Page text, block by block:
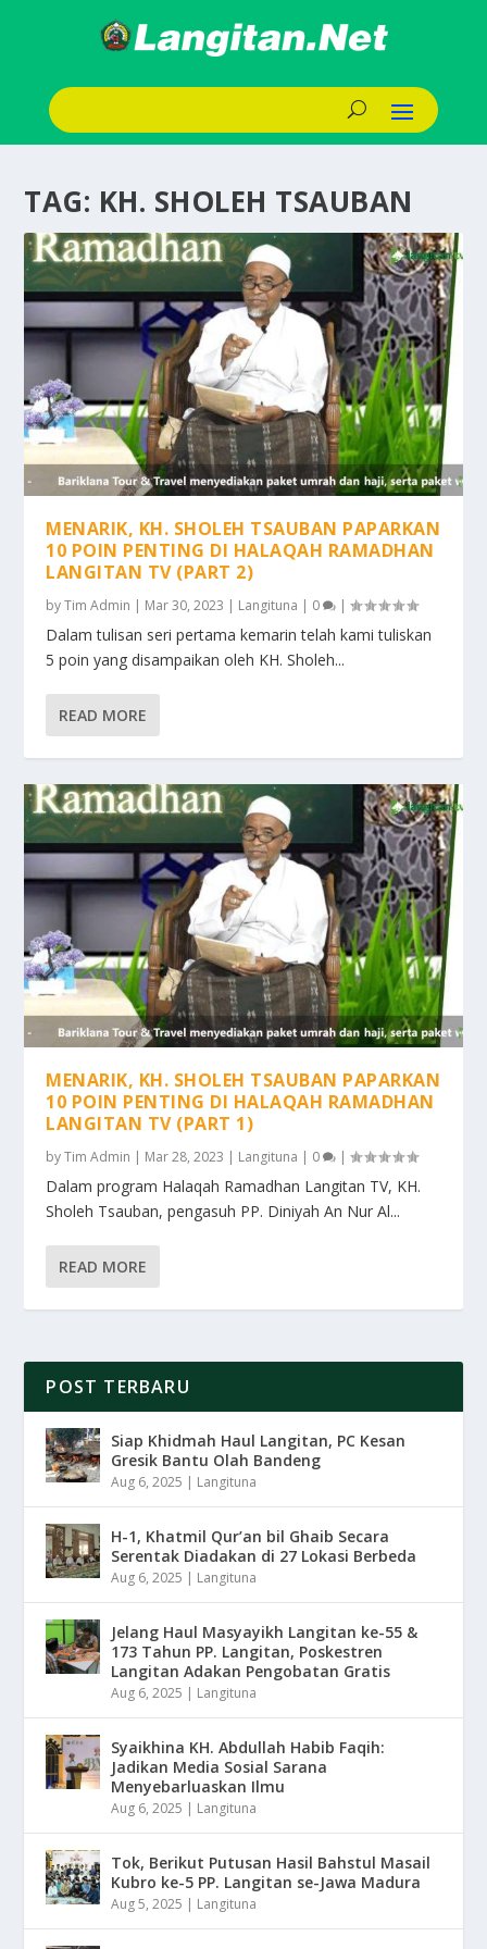
TAG: KH. SHOLEH TSAUBAN
MENARIK, KH. SHOLEH TSAUBAN PAPARKAN
10 POIN PENTING DI HALAQAH RAMADHAN
LANGITAN TV (PART 2)
byTim Admin | Mar 30, 2023 | Langituna | 0 |
Dalam tulisan seri pertama kemarin telah kami tuliskan
5 poin yang disampaikan oleh KH. Sholeh...
READ MORE
MENARIK, KH. SHOLEH TSAUBAN PAPARKAN
10 POIN PENTING DI HALAQAH RAMADHAN
LANGITAN TV (PART 1)
byTim Admin | Mar 28, 2023 | Langituna | 0 |
Dalam program Halaqah Ramadhan Langitan TV, KH.
Sholeh Tsauban, pengasuh PP. Diniyah An Nur Al...
READ MORE
POST TERBARU
Siap Khidmah Haul Langitan, PC Kesan
Gresik Bantu Olah Bandeng
Aug 6, 2025 | Langituna
H-1, Khatmil Qur’an bil Ghaib Secara
Serentak Diadakan di 27 Lokasi Berbeda
Aug 6, 2025 | Langituna
Jelang Haul Masyayikh Langitan ke-55 &
173 Tahun PP. Langitan, Poskestren
Langitan Adakan Pengobatan Gratis
Aug 6, 2025 | Langituna
Syaikhina KH. Abdullah Habib Faqih:
Jadikan Media Sosial Sarana
Menyebarluaskan Ilmu
Aug 6, 2025 | Langituna
Tok, Berikut Putusan Hasil Bahstul Masail
Kubro ke-5 PP. Langitan se-Jawa Madura
Aug 5, 2025 | Langituna